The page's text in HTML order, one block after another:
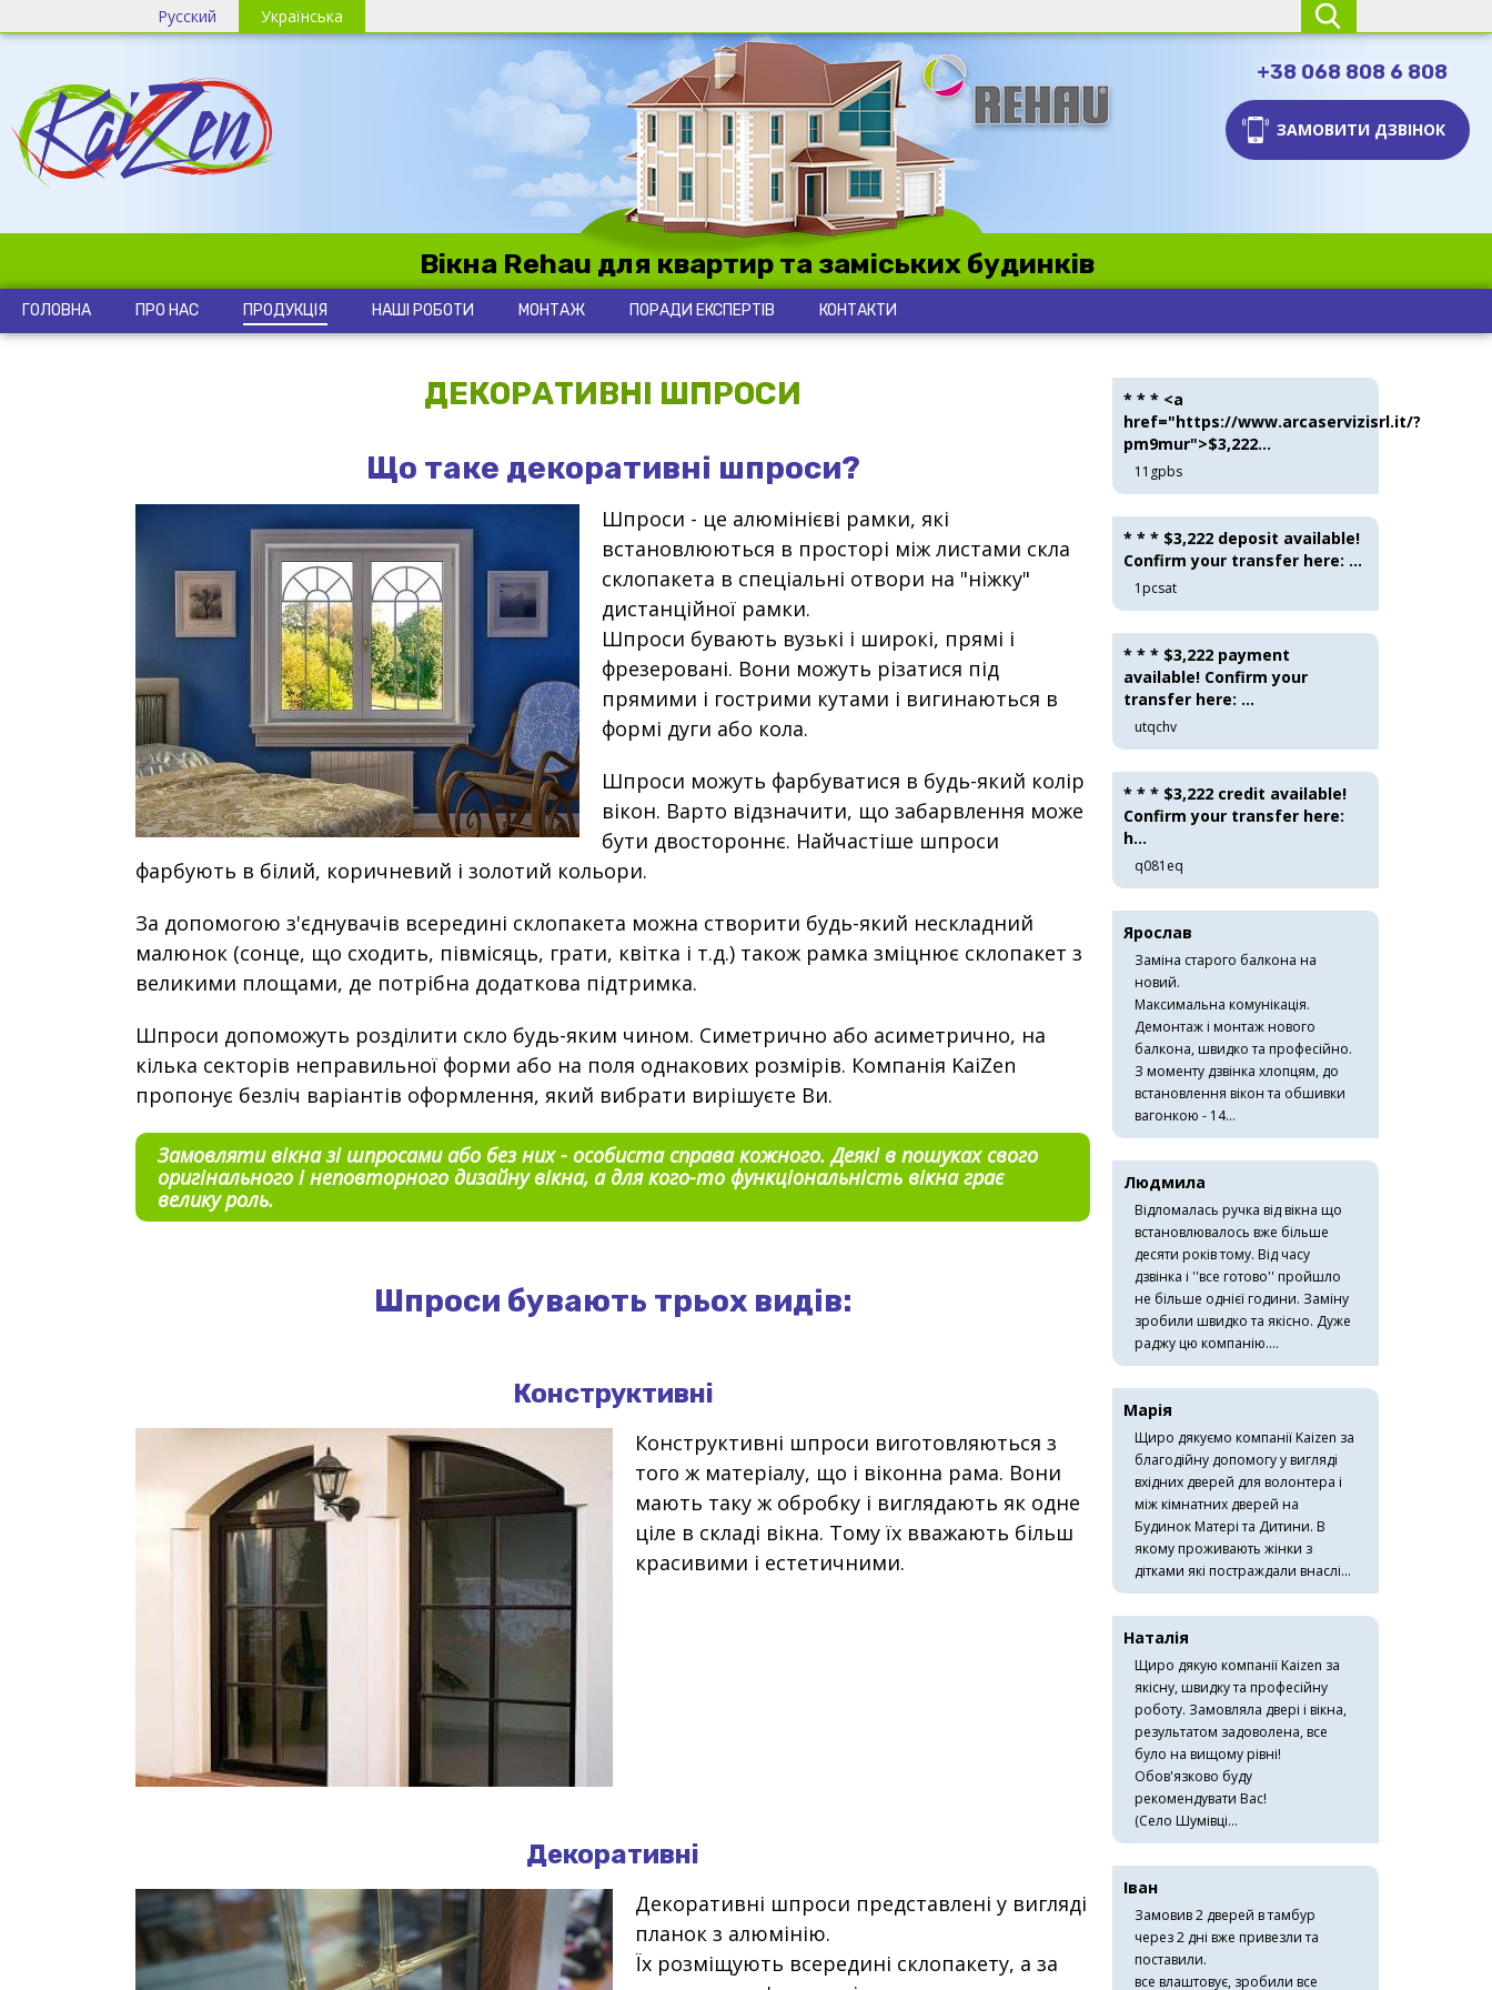
Українська
Русский
Вікна Rehau для квартир та заміських будинків
ЗАМОВИТИ ДЗВІНОК
+38 068 808 6 808
ГОЛОВНА ПРО НАС ПРОДУКЦІЯ НАШІ РОБОТИ МОНТАЖ ПОРАДИ ЕКСПЕРТІВ КОНТАКТИ
ДЕКОРАТИВНІ ШПРОСИ
Що таке декоративні шпроси?
Шпроси - це алюмінієві рамки, які
встановлюються в просторі між листами скла
склопакета в спеціальні отвори на "ніжку"
дистанційної рамки.
Шпроси бувають вузькі і широкі, прямі і
фрезеровані. Вони можуть різатися під
прямими і гострими кутами і вигинаються в
формі дуги або кола.
Шпроси можуть фарбуватися в будь-який колір
вікон. Варто відзначити, що забарвлення може
бути двостороннє. Найчастіше шпроси
фарбують в білий, коричневий і золотий кольори.
За допомогою з'єднувачів всередині склопакета можна створити будь-який нескладний
малюнок (сонце, що сходить, півмісяць, грати, квітка і т.д.) також рамка зміцнює склопакет з
великими площами, де потрібна додаткова підтримка.
Шпроси допоможуть розділити скло будь-яким чином. Симетрично або асиметрично, на
кілька секторів неправильної форми або на поля однакових розмірів. Компанія KaiZen
пропонує безліч варіантів оформлення, який вибрати вирішуєте Ви.
Замовляти вікна зі шпросами або без них - особиста справа кожного. Деякі в пошуках свого
оригінального і неповторного дизайну вікна, а для кого-то функціональність вікна грає
велику роль.
Шпроси бувають трьох видів:
Конструктивні
Конструктивні шпроси виготовляються з
того ж матеріалу, що і віконна рама. Вони
мають таку ж обробку і виглядають як одне
ціле в складі вікна. Тому їх вважають більш
красивими і естетичними.
Декоративні
Декоративні шпроси представлені у вигляді
планок з алюмінію.
Їх розміщують всередині склопакету, а за
* * * <a
href="https://www.arcaservizisrl.it/?
pm9mur">$3,222...
11gpbs
* * * $3,222 deposit available!
Confirm your transfer here: ...
1pcsat
* * * $3,222 payment
available! Confirm your
transfer here: ...
utqchv
* * * $3,222 credit available!
Confirm your transfer here:
h...
q081eq
Ярослав
Заміна старого балкона на
новий.
Максимальна комунікація.
Демонтаж і монтаж нового
балкона, швидко та професійно.
З моменту дзвінка хлопцям, до
встановлення вікон та обшивки
вагонкою - 14...
Людмила
Відломалась ручка від вікна що
встановлювалось вже більше
десяти років тому. Від часу
дзвінка і ''все готово'' пройшло
не більше однієї години. Заміну
зробили швидко та якісно. Дуже
раджу цю компанію....
Марія
Щиро дякуємо компанії Kaizen за
благодійну допомогу у вигляді
вхідних дверей для волонтера і
між кімнатних дверей на
Будинок Матері та Дитини. В
якому проживають жінки з
дітками які постраждали внаслі...
Наталія
Щиро дякую компанії Kaizen за
якісну, швидку та професійну
роботу. Замовляла двері і вікна,
результатом задоволена, все
було на вищому рівні!
Обов'язково буду
рекомендувати Вас!
(Село Шумівці...
Іван
Замовив 2 дверей в тамбур
через 2 дні вже привезли та
поставили.
все влаштовує, зробили все